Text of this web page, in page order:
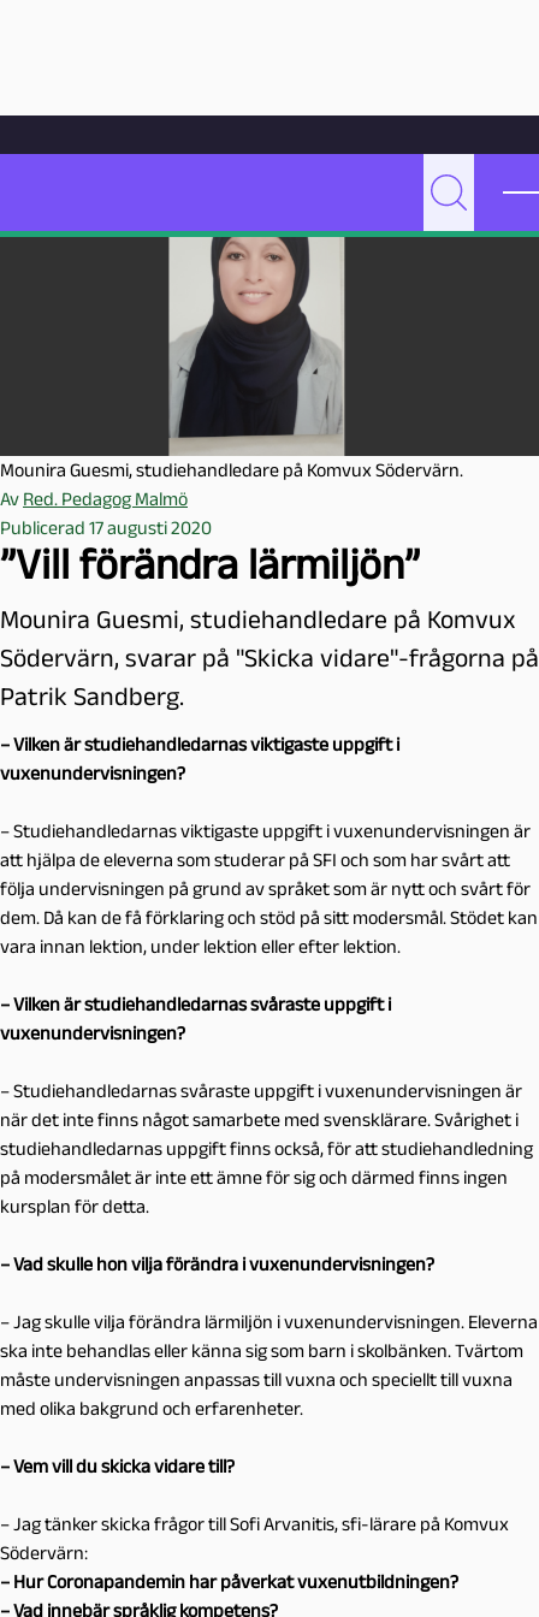
Hoppa till innehåll
e
l
m
ö
Sök
Mounira Guesmi, studiehandledare på Komvux Södervärn.
Av Red. Pedagog Malmö
Publicerad 17 augusti 2020
”Vill förändra lärmiljön”
Mounira Guesmi, studiehandledare på Komvux
Södervärn, svarar på "Skicka vidare"-frågorna på
Patrik Sandberg.
– Vilken är studiehandledarnas viktigaste uppgift i
vuxenundervisningen?
– Studiehandledarnas viktigaste uppgift i vuxenundervisningen är
att hjälpa de eleverna som studerar på SFI och som har svårt att
följa undervisningen på grund av språket som är nytt och svårt för
dem. Då kan de få förklaring och stöd på sitt modersmål. Stödet kan
vara innan lektion, under lektion eller efter lektion.
– Vilken är studiehandledarnas svåraste uppgift i
vuxenundervisningen?
– Studiehandledarnas svåraste uppgift i vuxenundervisningen är
när det inte finns något samarbete med svensklärare. Svårighet i
studiehandledarnas uppgift finns också, för att studiehandledning
på modersmålet är inte ett ämne för sig och därmed finns ingen
kursplan för detta.
– Vad skulle hon vilja förändra i vuxenundervisningen?
– Jag skulle vilja förändra lärmiljön i vuxenundervisningen. Eleverna
ska inte behandlas eller känna sig som barn i skolbänken. Tvärtom
måste undervisningen anpassas till vuxna och speciellt till vuxna
med olika bakgrund och erfarenheter.
– Vem vill du skicka vidare till?
– Jag tänker skicka frågor till Sofi Arvanitis, sfi-lärare på Komvux
Södervärn:
– Hur Coronapandemin har påverkat vuxenutbildningen?
– Vad innebär språklig kompetens?